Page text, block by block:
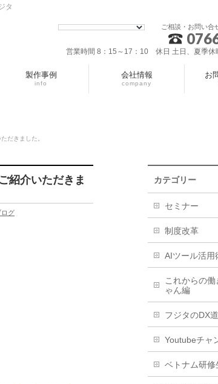
タ
ご相談・お問い合
営業時間 8：15～17：10 休日 土日、夏季休
製作事例
info
会社情報
company
お
だきました。
紹介いただきま
ログ
カテゴリー
セミナー
制度改革
AIツール活用
これからの
ゃん編
フジタのDX道
Youtubeチャ
ベトナム研修